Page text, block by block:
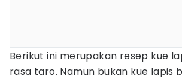
Berikut ini merupakan resep kue
rasa taro. Namun bukan kue lapis